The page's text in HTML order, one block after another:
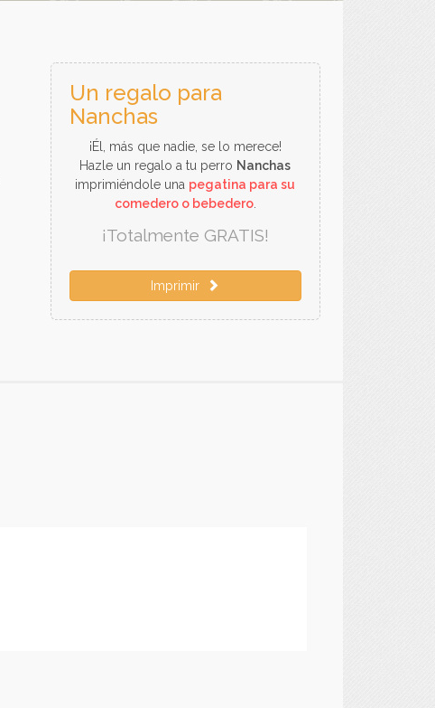
Un regalo para
Nanchas
¡Él, más que nadie, se lo merece!
Hazle un regalo a tu perro Nanchas
imprimiéndole una pegatina para su
comedero o bebedero.
¡Totalmente GRATIS!
Imprimir